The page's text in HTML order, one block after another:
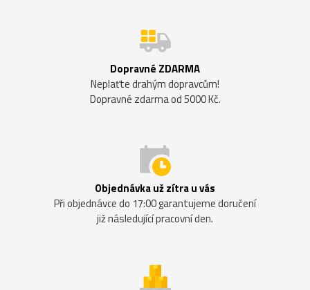
Dopravné ZDARMA
Neplaťte drahým dopravcům!
Dopravné zdarma od 5000 Kč.
Objednávka už zítra u vás
Při objednávce do 17:00 garantujeme doručení
již následující pracovní den.